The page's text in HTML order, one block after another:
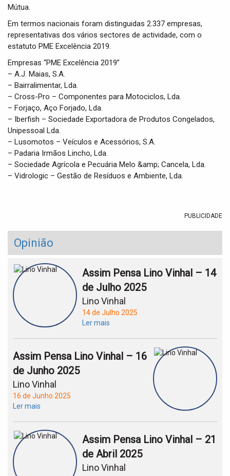
Mútua.
Em termos nacionais foram distinguidas 2.337 empresas,
representativas dos vários sectores de actividade, com o
estatuto PME Excelência 2019.
Empresas “PME Excelência 2019”
– A.J. Maias, S.A.
– Bairralimentar, Lda.
– Cross-Pro – Componentes para Motociclos, Lda.
– Forjaço, Aço Forjado, Lda.
– Iberfish – Sociedade Exportadora de Produtos Congelados,
Unipessoal Lda.
– Lusomotos – Veículos e Acessórios, S.A.
– Padaria Irmãos Lincho, Lda.
– Sociedade Agrícola e Pecuária Melo &amp; Cancela, Lda.
– Vidrologic – Gestão de Resíduos e Ambiente, Lda.
PUBLICIDADE
Opinião
Assim Pensa Lino Vinhal – 14
de Julho 2025
Lino Vinhal
14 de Julho 2025
Ler mais
Assim Pensa Lino Vinhal – 16
de Junho 2025
Lino Vinhal
16 de Junho 2025
Ler mais
Assim Pensa Lino Vinhal – 21
de Abril 2025
Lino Vinhal